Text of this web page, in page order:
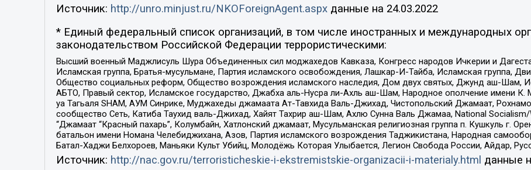
Источник: http://unro.minjust.ru/NKOForeignAgent.aspxданные на 24.03.2022
* Единый федеральный список организаций, в том числе иностранных и международных
законодательством Российской Федерации террористическими:
Высший военный Маджлисуль Шура Объединенных сил моджахедов Кавказа, Конгресс народов Ичкерии и
Исламская группа, Братья-мусульмане, Партия исламского освобождения, Лашкар-И-Тайба, Исламская группа,
Общество социальных реформ, Общество возрождения исламского наследия, Дом двух святых, Джунд аш-Шам,
АБТО, Правый сектор, Исламское государство, Джабха аль-Нусра ли-Ахль аш-Шам, Народное ополчение имени
уа Тагьаля SHAM, АУМ Синрике, Муджахеды джамаата Ат-Тавхида Валь-Джихад, Чистопольский Джамаат,
сообщество Сеть, Катиба Таухид валь-Джихад, Хайят Тахрир аш-Шам, Ахлю Сунна Валь Джамаа, National Socialism/
“Джамаат “Красный пахарь”, Колумбайн, Хатлонский джамаат, Мусульманская религиозная группа п. Кушкуль г.
батальон имени Номана Челебиджихана, Азов, Партия исламского возрождения Таджикистана, Народная
Батал-Хаджи Белхороев, Маньяки Культ Убийц, Молодёжь Которая Улыбается, Легион Свобода России, Айдар,
Источник: http://nac.gov.ru/terroristicheskie-i-ekstremistskie-organizacii-i-materialy.html данные